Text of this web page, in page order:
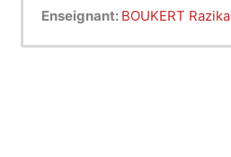
Enseignant: BOUKERT Razika